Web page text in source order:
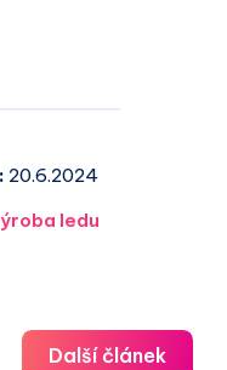
20.6.2024
ledu
Další článek